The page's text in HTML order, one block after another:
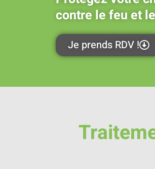
contre le feu et
Je prends RDV !